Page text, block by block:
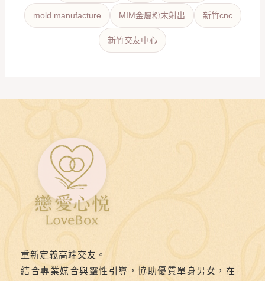
mold manufacture MIM金屬粉末射出 新竹cnc
新竹交友中心
重新定義高端交友。
結合專業媒合與靈性引導，協助優質單身男女，在